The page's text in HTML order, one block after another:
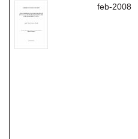
feb-2008